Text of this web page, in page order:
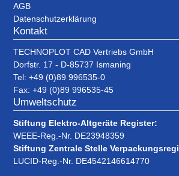
AGB
Datenschutzerklärung
Kontakt
TECHNOPLOT CAD Vertriebs GmbH
Dorfstr. 17 - D-85737 Ismaning
Tel: +49 (0)89 996535-0
Fax: +49 (0)89 996535-45
Umweltschutz
Stiftung Elektro-Altgeräte Register:
WEEE-Reg.-Nr. DE23948359
Stiftung Zentrale Stelle
LUCID-Reg.-Nr. DE4542146614770